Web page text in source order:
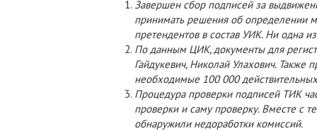
Завершен сбор подписей за
принимать решения об определении
претендентов в состав УИК. Ни одна
По данным ЦИК, документы для
Гайдукевич, Николай Улахович. Также
необходимые 100 000
Процедура проверки подписей ТИК
проверки и саму проверку. Вместе с
обнаружили недоработки комиссий.